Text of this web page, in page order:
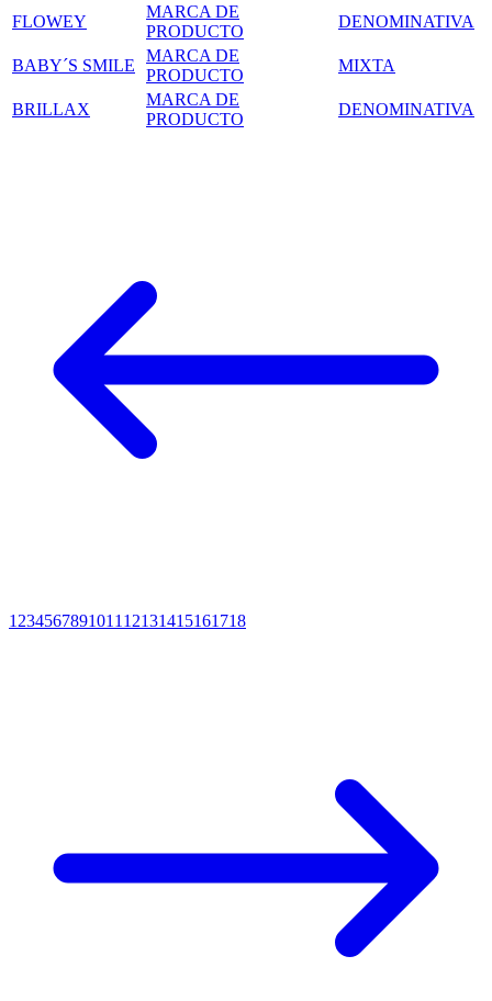
FLOWEY
MARCA DE
PRODUCTO
DENOMINATIVA
BABY´S SMILE
MARCA DE
PRODUCTO
MIXTA
BRILLAX
MARCA DE
PRODUCTO
DENOMINATIVA
1 234567891011 12131415161718